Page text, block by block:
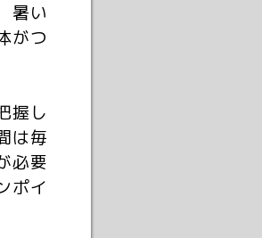
暑い
がつ
握し
は毎
必要
ポイ